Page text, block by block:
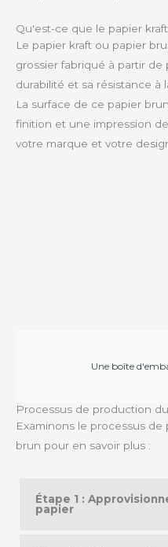
Qu'est-ce que le papier
Le papier kraft ou papier
grossier fabriqué à partir
durabilité et sa résistance à
La surface de ce papier
finition et une impression
votre marque et votre
Une boîte
Processus de production
Examinons le processus
brun pour en savoir plus :
Étape 1 :
papier